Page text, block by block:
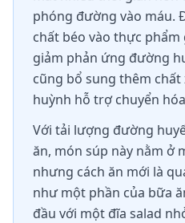
phóng đường vào máu.
chất béo vào thực
giảm phản ứng đường
cũng bổ sung thêm
huỳnh hỗ trợ chuyển
Với tải lượng đường
ăn, món súp này nằm ở
nhưng cách ăn mới là
như một phần của bữa
đầu với một đĩa salad